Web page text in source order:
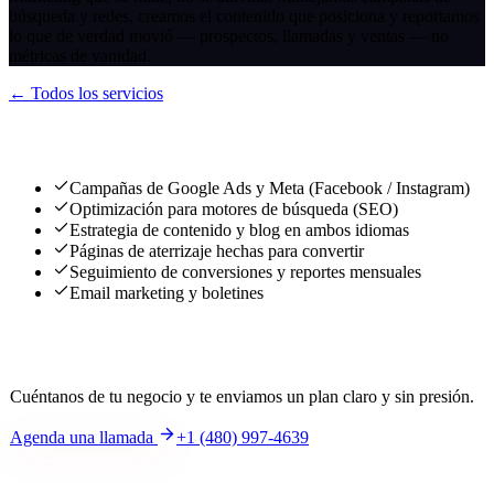
← Todos los servicios
Campañas de Google Ads y Meta (Facebook / Instagram)
Optimización para motores de búsqueda (SEO)
Estrategia de contenido y blog en ambos idiomas
Páginas de aterrizaje hechas para convertir
Seguimiento de conversiones y reportes mensuales
Email marketing y boletines
Cuéntanos de tu negocio y te enviamos un plan claro y sin presión.
Agenda una llamada +1 (480) 997-4639